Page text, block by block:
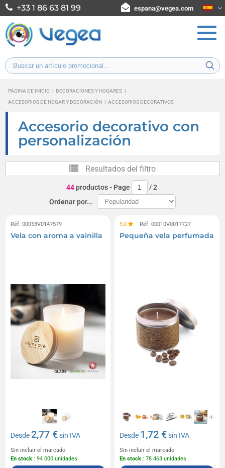
+33 1 86 63 81 99 espana@vegea.com
PÁGINA DE INICIO | DECORACIONES Y HOGARES |
ACCESORIOS DE HOGAR Y DECORACIÓN | ACCESORIOS DECORATIVOS
Accesorio decorativo con
personalización
Resultados del filtro
44productos- Page /2
Ordenar por...
Réf. 00053V0147579
Vela con aroma a vainilla
Desde2,77 €sin IVA
Sin incluir el marcado
En stock : 94 000 unidades
5,0 Réf. 00010V0017727
Pequeña vela perfumada
Desde 1,72 €sin IVA
Sin incluir el marcado
En stock : 78 463 unidades